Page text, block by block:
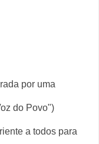
por uma
do Povo")
a todos para